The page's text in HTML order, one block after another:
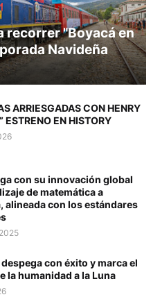
recorrer "Boyacá en
Navideña
ARRIESGADAS CON HENRY
ESTRENO EN HISTORY
con su innovación global
de matemática a
alineada con los estándares
con éxito y marca el
la humanidad a la Luna